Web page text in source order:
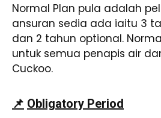
Normal Plan pula adalah
ansuran sedia ada iaitu 3
dan 2 tahun optional.
untuk semua penapis air
Cuckoo.
📌 Obligatory Period